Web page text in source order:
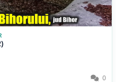
0